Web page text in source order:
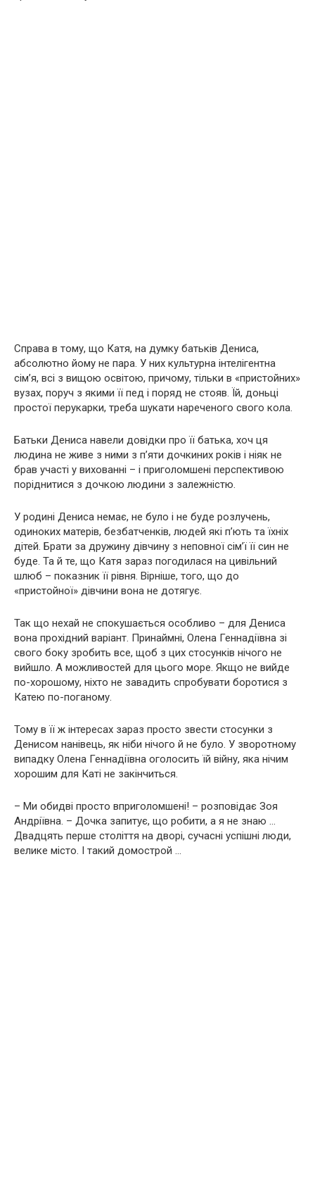
Справа в тому, що Катя, на думку батьків Дениса,
абсолютно йому не пара. У них культурна інтелігентна
сім’я, всі з вищою освітою, причому, тільки в «пристойних»
вузах, поруч з якими її пед і поряд не стояв. Їй, доньці
простої перукарки, треба шукати нареченого свого кола.
Батьки Дениса навели довідки про її батька, хоч ця
людина не живе з ними з п’яти дочкиних років і ніяк не
брав участі у вихованні – і приголомшені перспективою
поріднитися з дочкою людини з залежністю.
У родині Дениса немає, не було і не буде розлучень,
одиноких матерів, безбатченків, людей які п’ють та їхніх
дітей. Брати за дружину дівчину з неповної сім’ї її син не
буде. Та й те, що Катя зараз погодилася на цивільний
шлюб – показник її рівня. Вірніше, того, що до
«пристойної» дівчини вона не дотягує.
Так що нехай не спокушається особливо – для Дениса
вона прохідний варіант. Принаймні, Олена Геннадіївна зі
свого боку зробить все, щоб з цих стосунків нічого не
вийшло. А можливостей для цього море. Якщо не вийде
по-хорошому, ніхто не завадить спробувати боротися з
Катею по-поганому.
Тому в її ж інтересах зараз просто звести стосунки з
Денисом нанівець, як ніби нічого й не було. У зворотному
випадку Олена Геннадіївна оголосить їй війну, яка нічим
хорошим для Каті не закінчиться.
– Ми обидві просто вприголомшені! – розповідає Зоя
Андріївна. – Дочка запитує, що робити, а я не знаю …
Двадцять перше століття на дворі, сучасні успішні люди,
велике місто. І такий домострой …